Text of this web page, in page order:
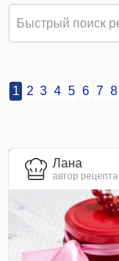
1 2 3 4 5 6 7 8
Лана
автор рецепта